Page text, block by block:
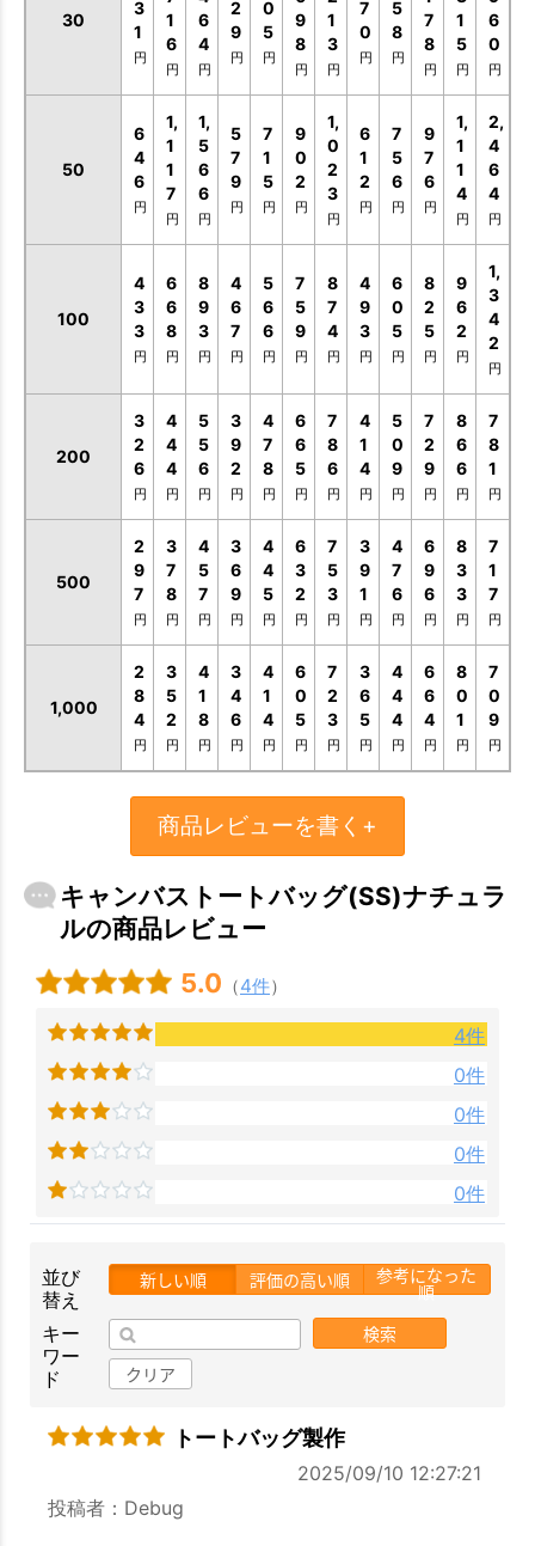
30
3
1
円
1
6
円
6
4
円
2
9
円
0
5
円
9
8
円
1
3
円
7
0
円
5
8
円
7
8
円
1
5
円
6
0
円
50
6
4
6
円
1,
1
1
7
円
1,
5
6
6
円
5
7
9
円
7
1
5
円
9
0
2
円
1,
0
2
3
円
6
1
2
円
7
5
6
円
9
7
6
円
1,
1
1
4
円
2,
4
6
4
円
100
4
3
3
円
6
6
8
円
8
9
3
円
4
6
7
円
5
6
6
円
7
5
9
円
8
7
4
円
4
9
3
円
6
0
5
円
8
2
5
円
9
6
2
円
1,
3
4
2
円
200
3
2
6
円
4
4
4
円
5
5
6
円
3
9
2
円
4
7
8
円
6
6
5
円
7
8
6
円
4
1
4
円
5
0
9
円
7
2
9
円
8
6
6
円
7
8
1
円
500
2
9
7
円
3
7
8
円
4
5
7
円
3
6
9
円
4
4
5
円
6
3
2
円
7
5
3
円
3
9
1
円
4
7
6
円
6
9
6
円
8
3
3
円
7
1
7
円
1,000
2
8
4
円
3
5
2
円
4
1
8
円
3
4
6
円
4
1
4
円
6
0
5
円
7
2
3
円
3
6
5
円
4
4
4
円
6
6
4
円
8
0
1
円
7
0
9
円
商品レビューを書く+
キャンバストートバッグ(SS)ナチュラ
ルの商品レビュー
5.0 （4件）
4件
0件
0件
0件
0件
並び
替え
新しい順 評価の高い順 参考になった
順
キー
ワー
ド
検索
クリア
トートバッグ製作
2025/09/10 12:27:21
投稿者：Debug